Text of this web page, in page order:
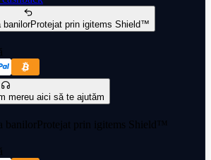
banilorProtejat prin igitems Shield™
mereu aici să te ajutăm
banilorProtejat prin igitems Shield™